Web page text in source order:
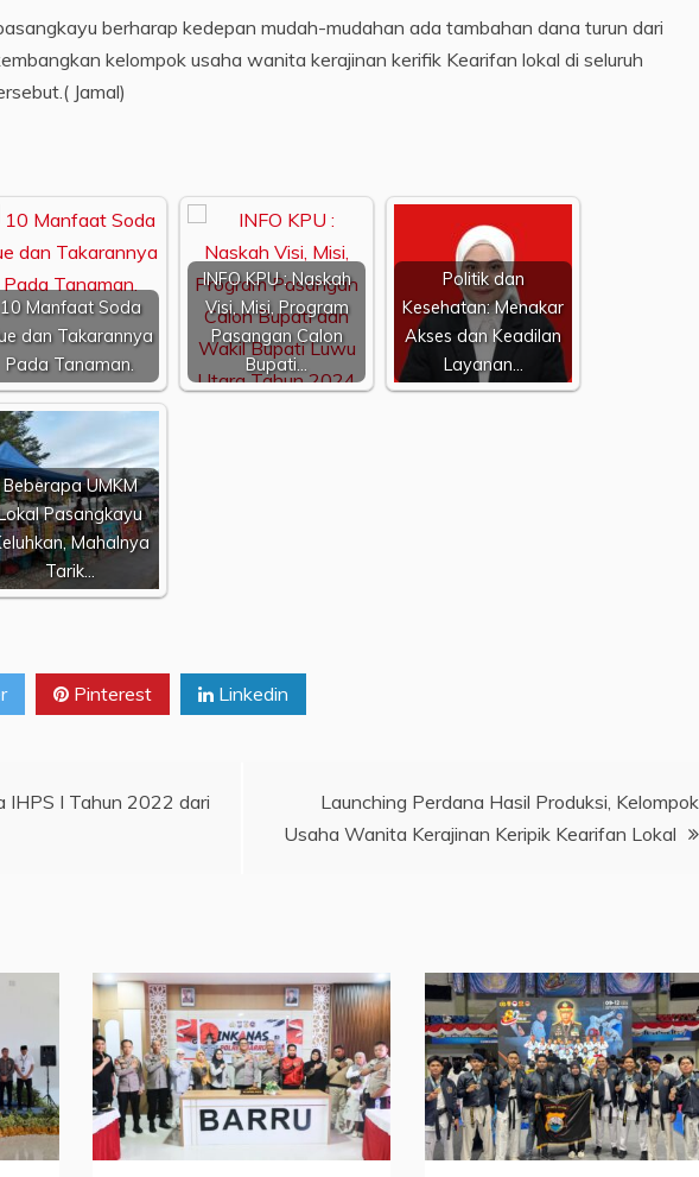
berharap kedepan mudah-mudahan ada tambahan dana turun dari
kelompok usaha wanita kerajinan kerifik Kearifan lokal di seluruh
Jamal)
10 Manfaat Soda
dan Takarannya
Pada Tanaman.
INFO KPU : Naskah
Visi, Misi, Program
Pasangan Calon
Bupati…
Politik dan
Kesehatan: Menakar
Akses dan Keadilan
Layanan…
Beberapa UMKM
Pasangkayu
Mahalnya
Tarik…
Pinterest Linkedin
IHPS I Tahun 2022 dari
Launching Perdana Hasil Produksi, Kelompok
Usaha Wanita Kerajinan Keripik Kearifan Lokal